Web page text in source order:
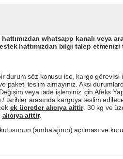
hattımızdan whatsapp kanalı veya
hattımızdan bilgi talep etmenizi
söz konusu ise, kargo
paketi teslim almayınız. Aksi
veya iade işleminiz için Afeks
arasında kargoya teslim
ek ücretler alıcıya aittir. 30 kg ve
alıcıya aittir.
(ambalajının) açılması ve